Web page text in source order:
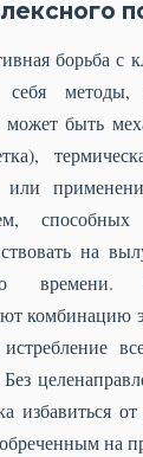
борьба с
методы,
быть
или
способных
на
времени.
комбинацию
избавиться
на